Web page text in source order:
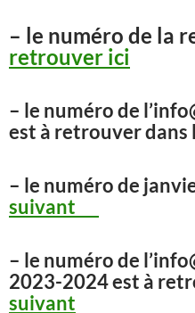
– le numéro de la
retrouver ici
– le numéro de
est à retrouver dans
– le numéro de
suivant
– le numéro de
2023-2024 est à
suivant